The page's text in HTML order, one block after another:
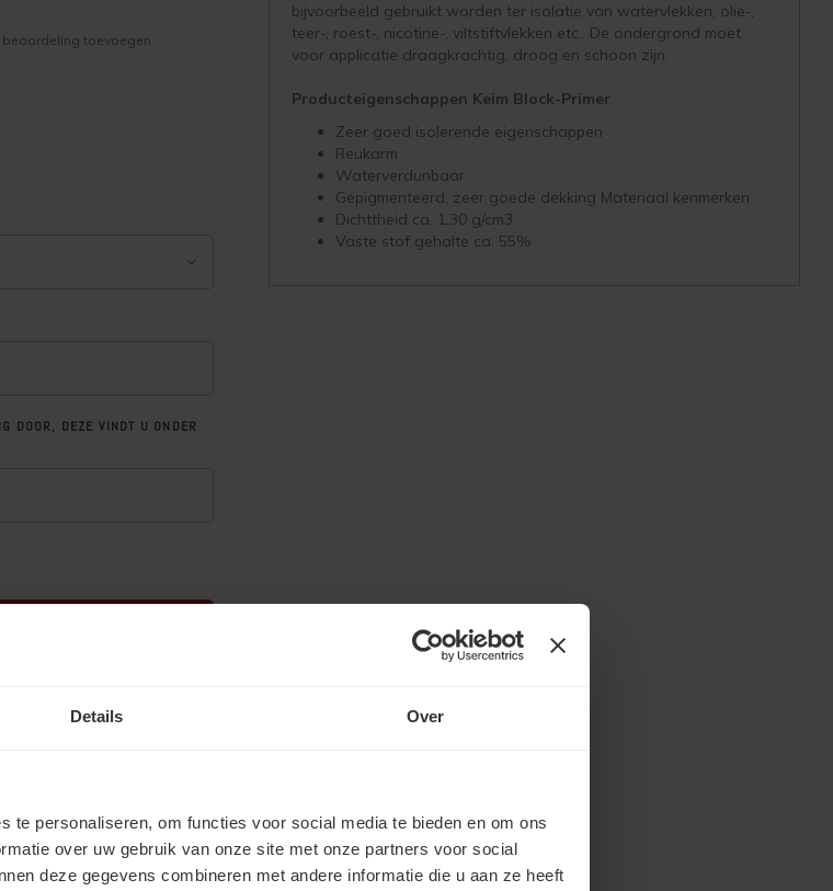
Details Over
te personaliseren, om functies voor social media te bieden en om ons
over uw gebruik van onze site met onze partners voor social
deze gegevens combineren met andere informatie die u aan ze heeft
beoordeling toevoegen
DOOR, DEZE VINDT U ONDER
bijvoorbeeld gebruikt worden ter isolatie van watervlekken, olie-,
teer-, roest-, nicotine-, viltstiftvlekken etc.. De ondergrond moet
voor applicatie draagkrachtig, droog en schoon zijn.
Producteigenschappen Keim Block-Primer
Zeer goed isolerende eigenschappen
Reukarm
Waterverdunbaar
Gepigmenteerd, zeer goede dekking Materiaal kenmerken
Dichttheid ca. 1,30 g/cm3
Vaste stof gehalte ca. 55%